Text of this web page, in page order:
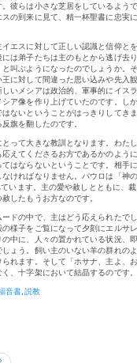
。彼らは小さな芝居をしているよう
の到来に見て、精一杯聖書に忠実
エスに対して正しい認識と信仰と
は弟子たちは主のもとから逃げ去
と叫ぶようになったのでしょうか。
に対して間違った思い込みや先入
いメシアは政治的、軍事的にイス
ア像を作り上げていたのです。し
ないということがはっきりしてき
旗を翻したのです。
とって大きな教訓となります。わた
応えてくださるお方であるかのよう
はならないということです。相手
ければなりません。パウロは「神
います。主の愛や赦しとともに、
したもうお方なのです。
ードの中で、主はどう応えられたで
の様子をご覧になって夕刻にエルサ
中に、人々の置かれている状況、
ょう。飼い主のいない羊の群れの
れます。そして「ホサナ、主よ、
、十字架において結晶するのです。
音書,説教